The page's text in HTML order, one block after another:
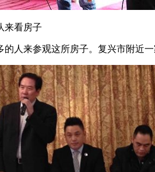
来看房子
的人来参观这所房子。复兴市附近